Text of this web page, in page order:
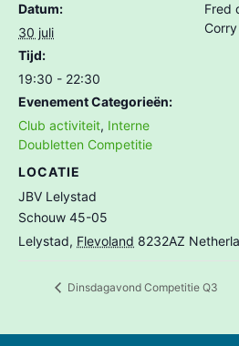
Datum:
30 juli
Tijd:
19:30 - 22:30
Evenement Categorieën:
Club activiteit, Interne
Doubletten Competitie
LOCATIE
JBV Lelystad
Schouw 45-05
Lelystad, Flevoland 8232AZ
Fred
Dinsdagavond Competitie Q3